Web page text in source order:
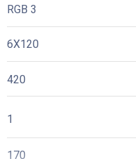
3 RGB
6X120
420
1
170